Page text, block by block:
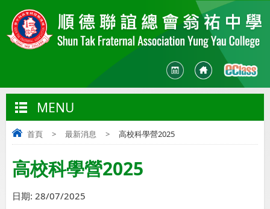
MENU
首頁 > 最新消息 > 高校科學營2025
高校科學營2025
日期: 28/07/2025